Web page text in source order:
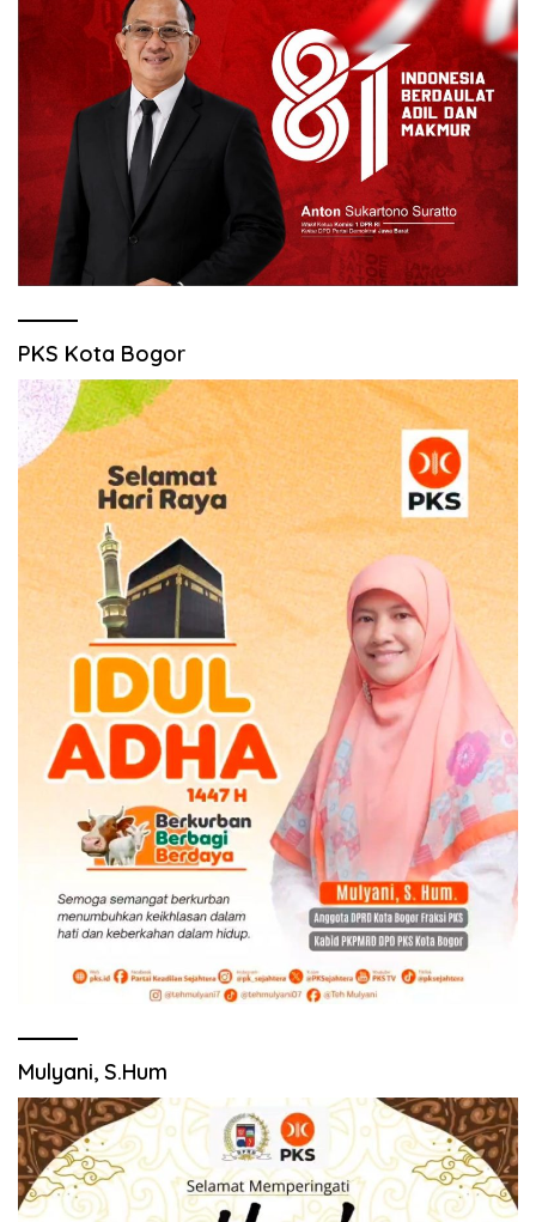
PKS Kota Bogor
Mulyani, S.Hum